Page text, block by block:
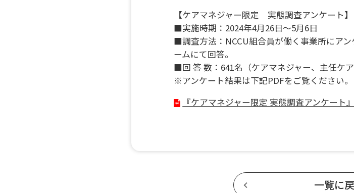
【ケアマネジャー限定 実態調査アンケート】
■実施時期：2024年4月26日～5月6日
■調査方法：NCCU組合員が働く事業所にア
ームにて回答。
■回 答 数：641名（ケアマネジャー、主任ケア
※アンケート結果は下記PDFをご覧ください。
『ケアマネジャー限定 実態調査アンケート
一覧に